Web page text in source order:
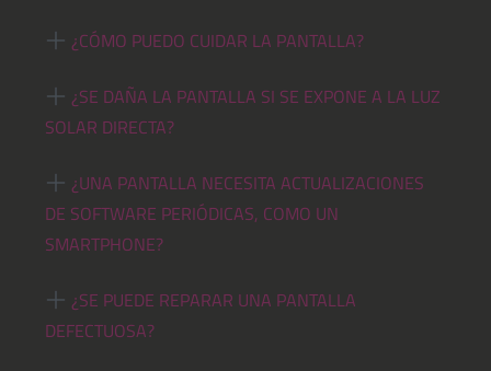
¿CÓMO PUEDO CUIDAR LA PANTALLA?
¿SE DAÑA LA PANTALLA SI SE EXPONE A LA LUZ
SOLAR DIRECTA?
¿UNA PANTALLA NECESITA ACTUALIZACIONES
DE SOFTWARE PERIÓDICAS, COMO UN
SMARTPHONE?
¿SE PUEDE REPARAR UNA PANTALLA
DEFECTUOSA?